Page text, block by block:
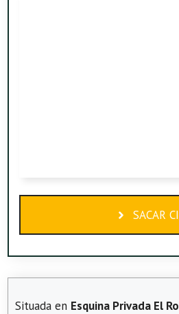
SACAR
Situada en Esquina Privada El